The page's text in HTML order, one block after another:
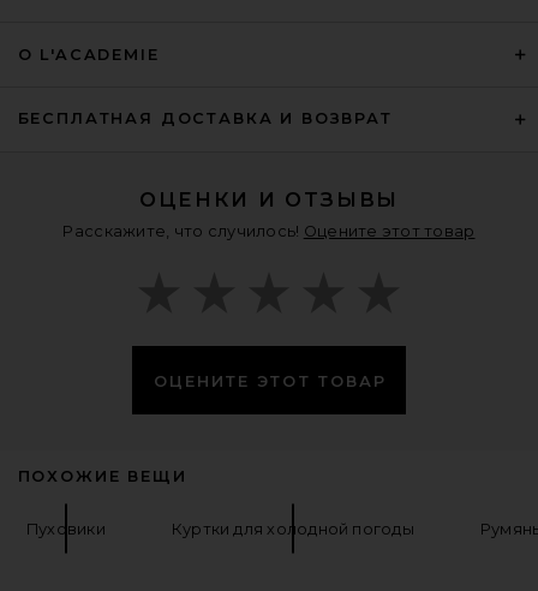
$328
Helsa The Oversized Leather
$699
Предыдущая цена:
$998
О L'ACADEMIE
БЕСПЛАТНАЯ ДОСТАВКА И ВОЗВРАТ
ОЦЕНКИ И ОТЗЫВЫ
Расскажите, что случилось! Оцените этот товар
ОЦЕНИТЕ ЭТОТ ТОВАР
ПОХОЖИЕ ВЕЩИ
Пуховики Куртки для холодной погоды